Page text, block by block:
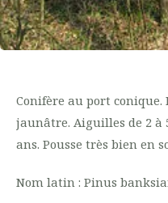
Conifère au port
jaunâtre. Aiguilles de 2 à
ans. Pousse très bien en
Nom latin : Pinus